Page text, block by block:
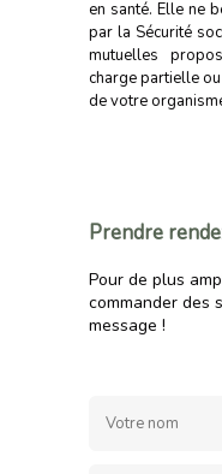
en santé. Elle ne
par la Sécurité
mutuelles
charge partielle
de votre
Prendre
Pour de plus
commander des
message !